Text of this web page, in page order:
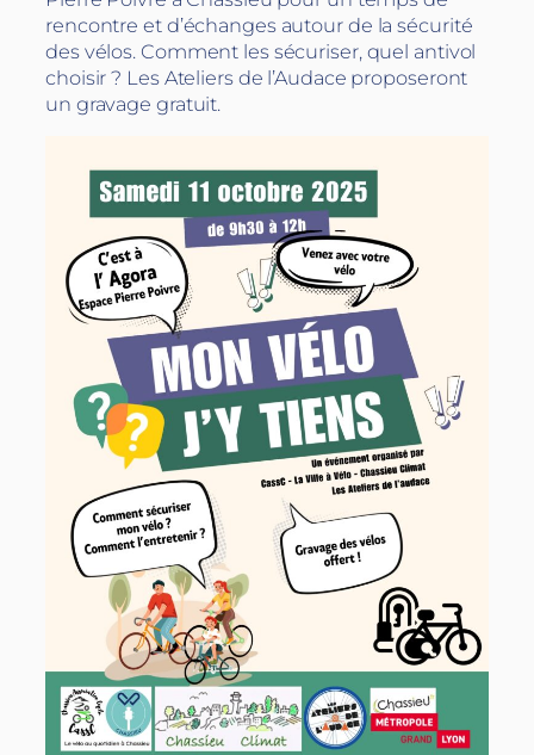
rencontre et d’échanges autour de la sécurité
des vélos. Comment les sécuriser, quel antivol
choisir ? Les Ateliers de l’Audace proposeront
un gravage gratuit.